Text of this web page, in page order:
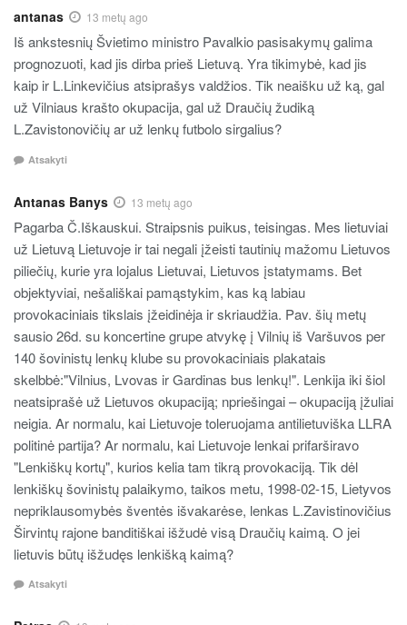
antanas 13 metų ago
Iš ankstesnių Švietimo ministro Pavalkio pasisakymų galima
prognozuoti, kad jis dirba prieš Lietuvą. Yra tikimybė, kad jis
kaip ir L.Linkevičius atsiprašys valdžios. Tik neaišku už ką, gal
už Vilniaus krašto okupacija, gal už Draučių žudiką
L.Zavistonovičių ar už lenkų futbolo sirgalius?
Atsakyti
Antanas Banys 13 metų ago
Pagarba Č.Iškauskui. Straipsnis puikus, teisingas. Mes lietuviai
už Lietuvą Lietuvoje ir tai negali įžeisti tautinių mažomu Lietuvos
piliečių, kurie yra lojalus Lietuvai, Lietuvos įstatymams. Bet
objektyviai, nešališkai pamąstykim, kas ką labiau
provokaciniais tikslais įžeidinėja ir skriaudžia. Pav. šių metų
sausio 26d. su koncertine grupe atvykę į Vilnių iš Varšuvos per
140 šovinistų lenkų klube su provokaciniais plakatais
skelbbė:"Vilnius, Lvovas ir Gardinas bus lenkų!". Lenkija iki šiol
neatsiprašė už Lietuvos okupaciją; npriešingai – okupaciją įžuliai
neigia. Ar normalu, kai Lietuvoje toleruojama antilietuviška LLRA
politinė partija? Ar normalu, kai Lietuvoje lenkai prifarširavo
"Lenkiškų kortų", kurios kelia tam tikrą provokaciją. Tik dėl
lenkiškų šovinistų palaikymo, taikos metu, 1998-02-15, Lietyvos
nepriklausomybės šventės išvakarėse, lenkas L.Zavistinovičius
Širvintų rajone banditiškai išžudė visą Draučių kaimą. O jei
lietuvis būtų išžudęs lenkišką kaimą?
Atsakyti